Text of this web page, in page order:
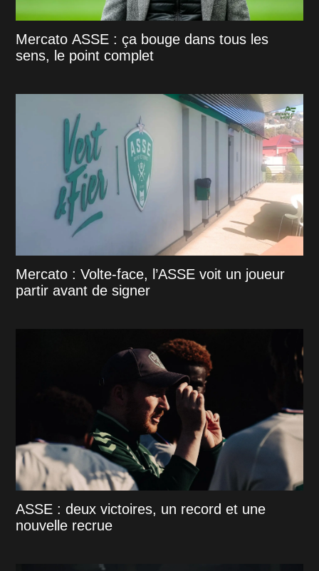
Mercato ASSE : ça bouge dans tous les
sens, le point complet
Mercato : Volte-face, l’ASSE voit un joueur
partir avant de signer
ASSE : deux victoires, un record et une
nouvelle recrue